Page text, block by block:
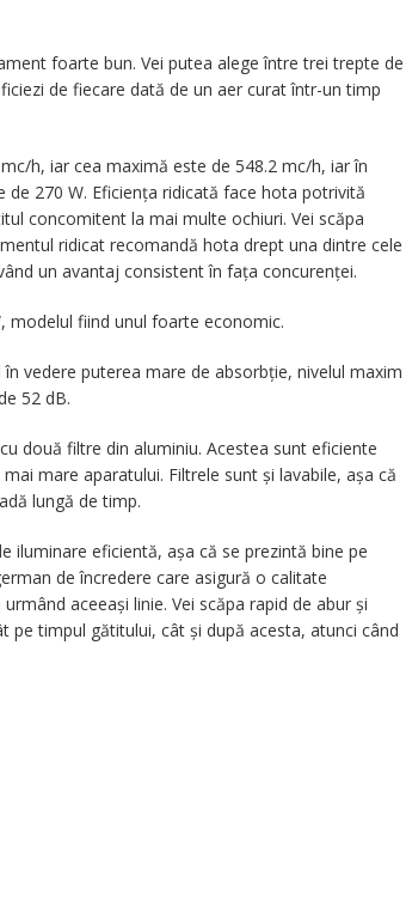
foarte bun. Vei putea alege între trei trepte de
de fiecare dată de un aer curat într-un timp
h, iar cea maximă este de 548.2 mc/h, iar în
270 W. Eficiența ridicată face hota potrivită
concomitent la mai multe ochiuri. Vei scăpa
ridicat recomandă hota drept una dintre cele
un avantaj consistent în fața concurenței.
modelul fiind unul foarte economic.
vedere puterea mare de absorbție, nivelul maxim
52 dB.
două filtre din aluminiu. Acestea sunt eficiente
mare aparatului. Filtrele sunt și lavabile, așa că
lungă de timp.
iluminare eficientă, așa că se prezintă bine pe
de încredere care asigură o calitate
aceeași linie. Vei scăpa rapid de abur și
timpul gătitului, cât și după acesta, atunci când